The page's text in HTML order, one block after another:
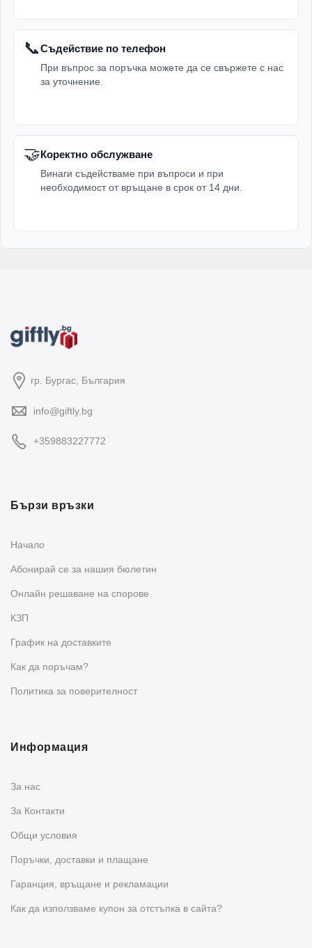
📞Съдействие по телефон
При въпрос за поръчка можете да се свържете с нас
за уточнение.
🤝Коректно обслужване
Винаги съдействаме при въпроси и при
необходимост от връщане в срок от 14 дни.
гр. Бургас, България
info@giftly.bg
+359883227772
Бързи връзки
Начало
Абонирай се за нашия бюлетин
Oнлайн решаване на спорове
КЗП
График на доставките
Как да поръчам?
Политика за поверителност
Информация
За нас
За Контакти
Общи условия
Поръчки, доставки и плащане
Гаранция, връщане и рекламации
Как да използваме купон за отстъпка в сайта?